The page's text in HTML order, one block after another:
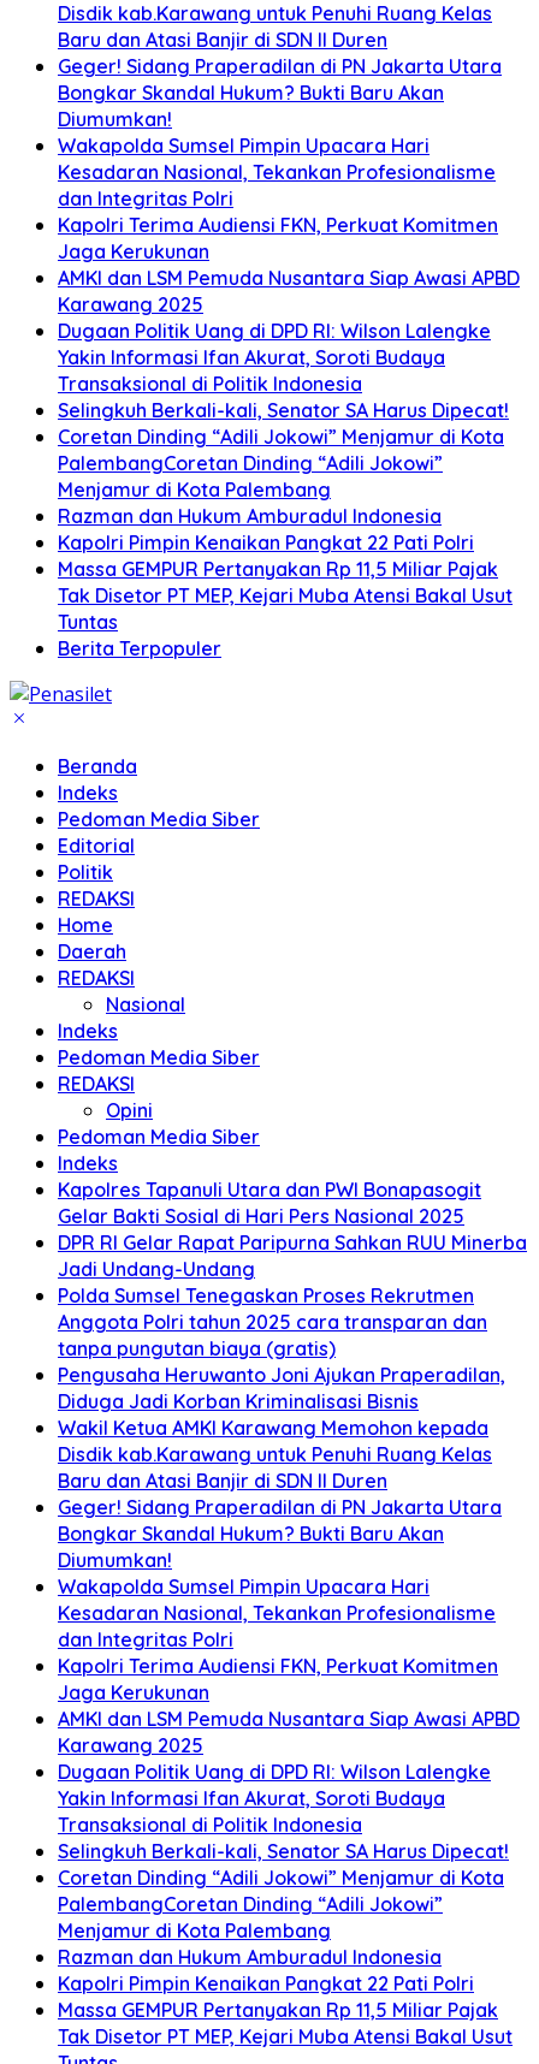
Disdik kab.Karawang untuk Penuhi Ruang Kelas
Baru dan Atasi Banjir di SDN II Duren
Geger! Sidang Praperadilan di PN Jakarta Utara
Bongkar Skandal Hukum? Bukti Baru Akan
Diumumkan!
Wakapolda Sumsel Pimpin Upacara Hari
Kesadaran Nasional, Tekankan Profesionalisme
dan Integritas Polri
Kapolri Terima Audiensi FKN, Perkuat Komitmen
Jaga Kerukunan
AMKI dan LSM Pemuda Nusantara Siap Awasi APBD
Karawang 2025
Dugaan Politik Uang di DPD RI: Wilson Lalengke
Yakin Informasi Ifan Akurat, Soroti Budaya
Transaksional di Politik Indonesia
Selingkuh Berkali-kali, Senator SA Harus Dipecat!
Coretan Dinding “Adili Jokowi” Menjamur di Kota
PalembangCoretan Dinding “Adili Jokowi”
Menjamur di Kota Palembang
Razman dan Hukum Amburadul Indonesia
Kapolri Pimpin Kenaikan Pangkat 22 Pati Polri
Massa GEMPUR Pertanyakan Rp 11,5 Miliar Pajak
Tak Disetor PT MEP, Kejari Muba Atensi Bakal Usut
Tuntas
Berita Terpopuler
Beranda
Indeks
Pedoman Media Siber
Editorial
Politik
REDAKSI
Home
Daerah
REDAKSI
Nasional
Indeks
Pedoman Media Siber
REDAKSI
Opini
Pedoman Media Siber
Indeks
Kapolres Tapanuli Utara dan PWI Bonapasogit
Gelar Bakti Sosial di Hari Pers Nasional 2025
DPR RI Gelar Rapat Paripurna Sahkan RUU Minerba
Jadi Undang-Undang
Polda Sumsel Tenegaskan Proses Rekrutmen
Anggota Polri tahun 2025 cara transparan dan
tanpa pungutan biaya (gratis)
Pengusaha Heruwanto Joni Ajukan Praperadilan,
Diduga Jadi Korban Kriminalisasi Bisnis
Wakil Ketua AMKI Karawang Memohon kepada
Disdik kab.Karawang untuk Penuhi Ruang Kelas
Baru dan Atasi Banjir di SDN II Duren
Geger! Sidang Praperadilan di PN Jakarta Utara
Bongkar Skandal Hukum? Bukti Baru Akan
Diumumkan!
Wakapolda Sumsel Pimpin Upacara Hari
Kesadaran Nasional, Tekankan Profesionalisme
dan Integritas Polri
Kapolri Terima Audiensi FKN, Perkuat Komitmen
Jaga Kerukunan
AMKI dan LSM Pemuda Nusantara Siap Awasi APBD
Karawang 2025
Dugaan Politik Uang di DPD RI: Wilson Lalengke
Yakin Informasi Ifan Akurat, Soroti Budaya
Transaksional di Politik Indonesia
Selingkuh Berkali-kali, Senator SA Harus Dipecat!
Coretan Dinding “Adili Jokowi” Menjamur di Kota
PalembangCoretan Dinding “Adili Jokowi”
Menjamur di Kota Palembang
Razman dan Hukum Amburadul Indonesia
Kapolri Pimpin Kenaikan Pangkat 22 Pati Polri
Massa GEMPUR Pertanyakan Rp 11,5 Miliar Pajak
Tak Disetor PT MEP, Kejari Muba Atensi Bakal Usut